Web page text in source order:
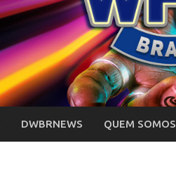
DWBRNEWS QUEM SOMOS